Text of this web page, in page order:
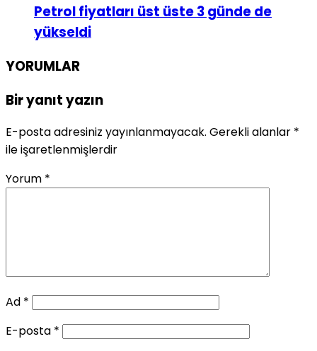
Petrol fiyatları üst üste 3 günde de
yükseldi
YORUMLAR
Bir yanıt yazın
E-posta adresiniz yayınlanmayacak. Gerekli alanlar *
ile işaretlenmişlerdir
Yorum *
Ad *
E-posta *